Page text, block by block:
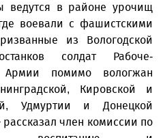
ведутся в районе урочищ
воевали с фашистскими
из Вологодской
солдат Рабоче-
Армии помимо вологжан
Кировской и
Удмуртии и Донецкой
член комиссии по